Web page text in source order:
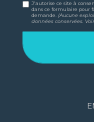
J'autorise ce site à
dans ce formulaire pour
demande. (Aucune
données conservées.